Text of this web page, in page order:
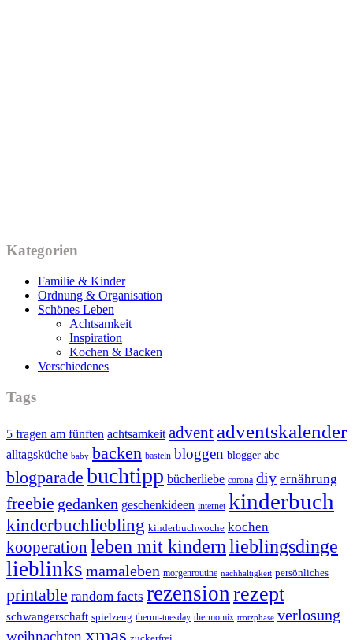
Kategorien
Familie & Kinder
Ordnung & Organisation
Schönes Leben
Achtsamkeit
Inspiration
Kochen & Backen
Verschiedenes
Tags
5 fragen am fünften achtsamkeit advent adventskalender
alltagsküche baby backen basteln bloggen blogger abc
blogparade buchtipp bücherliebe corona diy ernährung
freebie gedanken geschenkideen internet kinderbuch
kinderbuchliebling kinderbuchwoche kochen
kooperation leben mit kindernlieblingsdinge
lieblinks mamaleben morgenroutine nachhaltigkeit persönliches
printable random facts rezensionrezept
schwangerschaft spielzeug thermi-tuesday thermomix trotzphase verlosung
xmas